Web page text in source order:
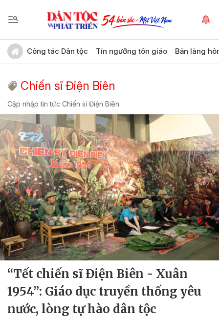
Công tác Dân tộc Tín ngưỡng tôn giáo Bản làng
Chiến sĩ Điện Biên
Cập nhập tin tức Chiến sĩ Điện Biên
“Tết chiến sĩ Điện Biên - Xuân
1954”: Giáo dục truyền thống yêu
nước, lòng tự hào dân tộc